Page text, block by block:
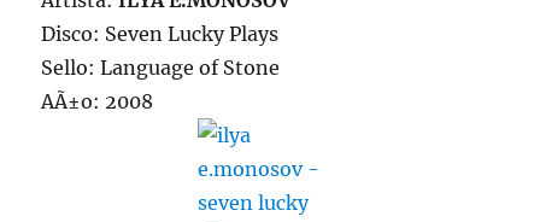
Disco: Seven Lucky Plays
Sello: Language of Stone
AÃ±o: 2008